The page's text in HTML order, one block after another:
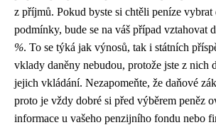
z příjmů. Pokud byste si chtěli peníze
podmínky, bude se na váš případ vztahovat
%. To se týká jak výnosů, tak i státních
vklady daněny nebudou, protože jste z nich
jejich vkládání. Nezapomeňte, že daňové
proto je vždy dobré si před výběrem peněz
informace u vašeho penzijního fondu nebo